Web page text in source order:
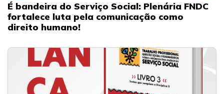
É bandeira do Serviço Social: Plenária FNDC
fortalece luta pela comunicação como
direito humano!